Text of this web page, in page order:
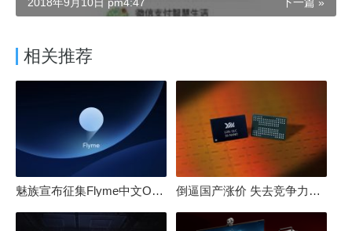
相关推荐
魅族宣布征集Flyme中文OS名：要像鸿蒙、澎湃一样响亮 倒逼国产涨价 失去竞争力！三星要减产50%：SSD必须涨价